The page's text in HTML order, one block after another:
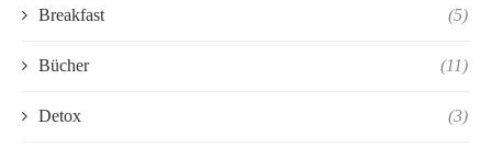
Breakfast (5)
Bücher (11)
Detox (3)